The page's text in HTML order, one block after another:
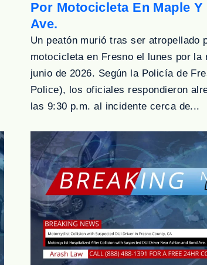
Por Motocicleta En Maple Y
Ave.
Un peatón murió tras ser atropellado
motocicleta en Fresno el lunes por la
junio de 2026. Según la Policía de
Police), los oficiales respondieron
las 9:30 p.m. al incidente cerca de...